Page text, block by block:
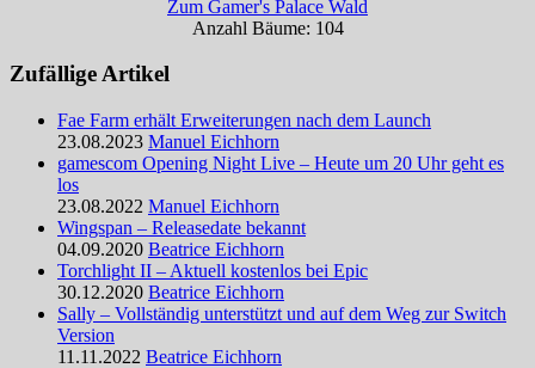
Zum Gamer's Palace Wald
Anzahl Bäume: 104
Zufällige Artikel
Fae Farm erhält Erweiterungen nach dem Launch
23.08.2023 Manuel Eichhorn
gamescom Opening Night Live – Heute um 20 Uhr geht es
los
23.08.2022 Manuel Eichhorn
Wingspan – Releasedate bekannt
04.09.2020 Beatrice Eichhorn
Torchlight II – Aktuell kostenlos bei Epic
30.12.2020 Beatrice Eichhorn
Sally – Vollständig unterstützt und auf dem Weg zur Switch
Version
11.11.2022 Beatrice Eichhorn